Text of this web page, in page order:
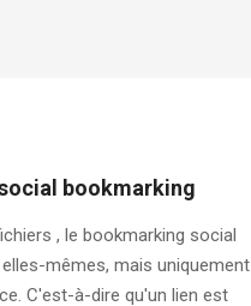
bookmarking
, le bookmarking social
mêmes, mais uniquement
C'est-à-dire qu'un lien est